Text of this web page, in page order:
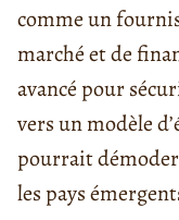
comme un
marché et de
avancé pour
vers un modèle
pourrait
les pays